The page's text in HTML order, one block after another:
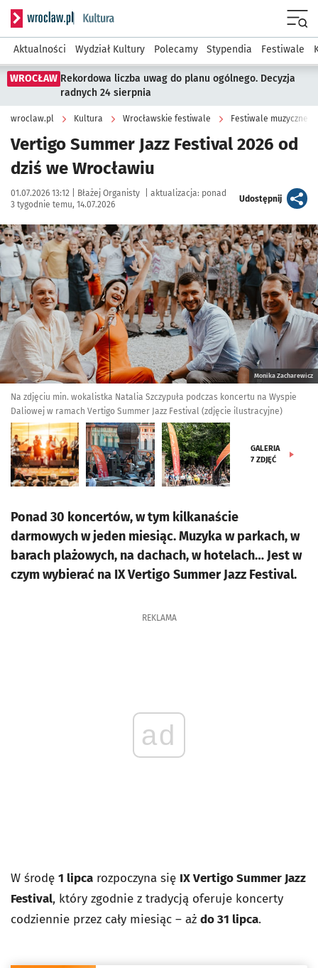
Serwis informacyjny wroclaw.pl podserwis: Kultura
Aktualności Wydział Kultury Polecamy Stypendia Festiwale
WROCŁAW Rekordowa liczba uwag do planu ogólnego. Decyzja
radnych 24 sierpnia
wroclaw.pl Kultura Wrocławskie festiwale Festiwale muzyczne
Vertigo Summer Jazz Festival 2026 od
dziś we Wrocławiu
Data publikacji:
01.07.2026 13:12 | Autor:
Błażej Organisty aktualizacja: ponad
3 tygodnie temu, 14.07.2026
Udostępnijartykuł
Kliknij, aby zobaczyć galerię
Monika Zacharewicz
Na zdjęciu min. wokalistka Natalia Szczypuła podczas koncertu na Wyspie
Daliowej w ramach Vertigo Summer Jazz Festival (zdjęcie ilustracyjne)
GALERIA
7 ZDJĘĆ
Ponad 30 koncertów, w tym kilkanaście
darmowych w jeden miesiąc. Muzyka w parkach, w
barach plażowych, na dachach, w hotelach… Jest w
czym wybierać na IX Vertigo Summer Jazz Festival.
REKLAMA
ad
W środę 1 lipca rozpoczyna się IX Vertigo Summer Jazz
Festival, który zgodnie z tradycją oferuje koncerty
codziennie przez cały miesiąc – aż do 31 lipca.